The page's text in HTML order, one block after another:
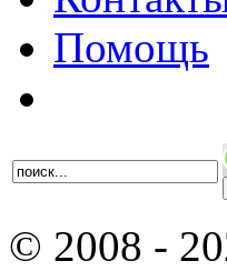
Помощь
© 2008 -